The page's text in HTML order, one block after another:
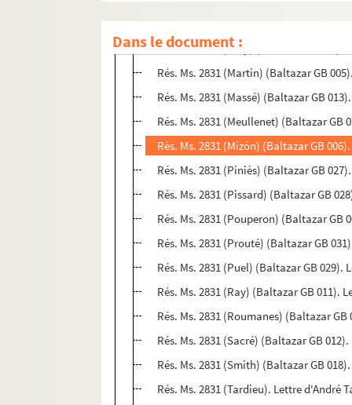
Dans le document :
Rés. Ms. 2831 (Leuwers) (Baltazar GB
Rés. Ms. 2831 (Lévy) (Baltazar GB
Rés. Ms. 2831 (Martin) (Baltazar GB
Rés. Ms. 2831 (Massé) (Baltazar GB
Rés. Ms. 2831 (Meullenet) (Baltazar
Rés. Ms. 2831 (Mizón) (Baltazar GB
Rés. Ms. 2831 (Piniès) (Baltazar GB
Rés. Ms. 2831 (Pissard) (Baltazar GB
Rés. Ms. 2831 (Pouperon) (Baltazar
Rés. Ms. 2831 (Prouté) (Baltazar GB
Rés. Ms. 2831 (Puel) (Baltazar GB
Rés. Ms. 2831 (Ray) (Baltazar GB 011).
Rés. Ms. 2831 (Roumanes) (Baltazar
Rés. Ms. 2831 (Sacré) (Baltazar GB
Rés. Ms. 2831 (Smith) (Baltazar GB
Rés. Ms. 2831 (Tardieu). Lettre d'André